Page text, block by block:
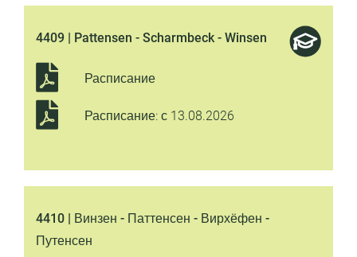
4409 | Pattensen - Scharmbeck - Winsen
Расписание
Расписание: с 13.08.2026
4410 | Винзен - Паттенсен - Вирхёфен -
Путенсен